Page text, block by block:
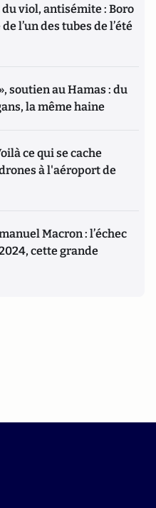
viol, antisémite : Boro
l’un des tubes de l’été
soutien au Hamas : du
la même haine
ce qui se cache
à l'aéroport de
Macron : l’échec
cette grande